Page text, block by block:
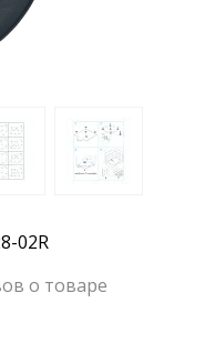
комнат
02R
о товаре